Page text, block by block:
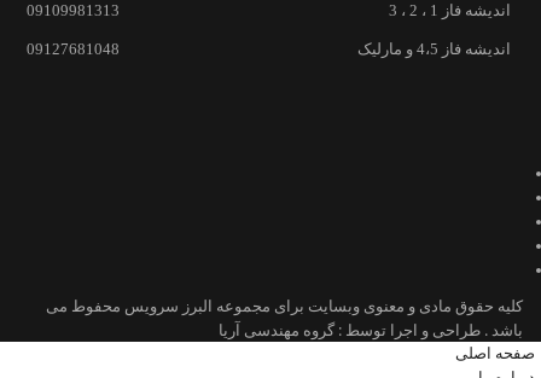
اندیشه فاز 1 ، 2 ، 3 09109981313
اندیشه فاز 4،5 و مارلیک 09127681048
کلیه حقوق مادی و معنوی وبسایت برای مجموعه البرز سرویس محفوط می
باشد . طراحی و اجرا توسط : گروه مهندسی آریا
صفحه اصلی